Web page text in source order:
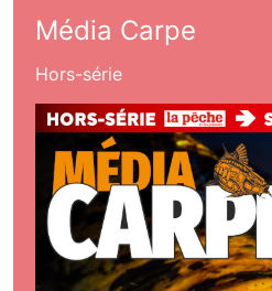
Média Carpe
Hors-série